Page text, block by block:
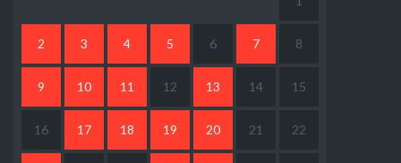
2 3 4 5 6 7 8
9 10 11 12 13 14 15
16 17 18 19 20 21 22